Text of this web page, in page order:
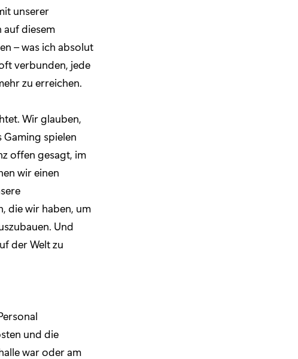
unserer
auf diesem
– was ich absolut
verbunden, jede
zu erreichen.
Wir glauben,
spielen
offen gesagt, im
wir einen
die wir haben, um
Und
der Welt zu
und die
war oder am